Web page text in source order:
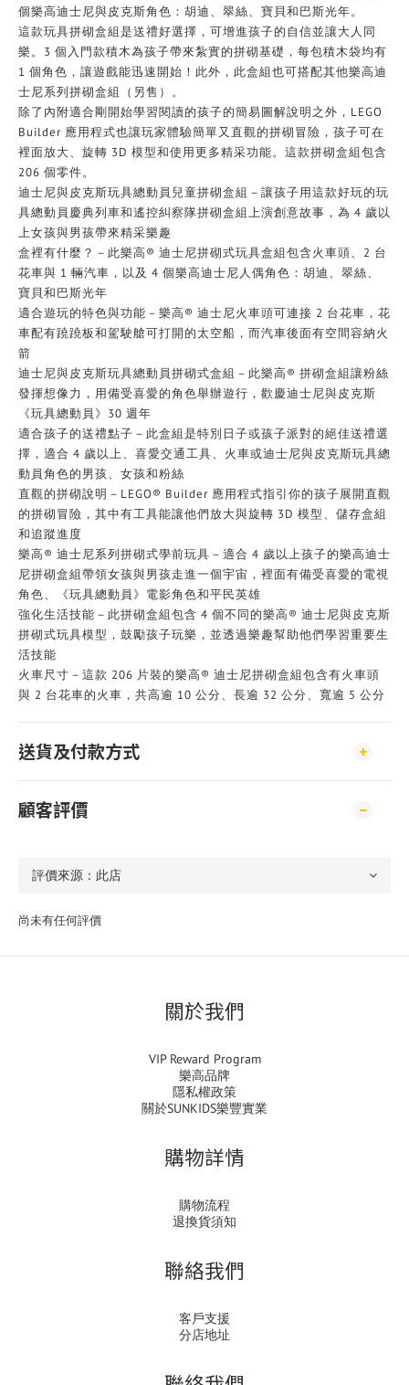
個樂高迪士尼與皮克斯角色：胡迪、翠絲、寶貝和巴斯光年。
這款玩具拼砌盒組是送禮好選擇，可增進孩子的自信並讓大人同
樂。3 個入門款積木為孩子帶來紮實的拼砌基礎，每包積木袋均有
1 個角色，讓遊戲能迅速開始！此外，此盒組也可搭配其他樂高迪
士尼系列拼砌盒組（另售）。
除了內附適合剛開始學習閱讀的孩子的簡易圖解說明之外，LEGO
Builder 應用程式也讓玩家體驗簡單又直觀的拼砌冒險，孩子可在
裡面放大、旋轉 3D 模型和使用更多精采功能。這款拼砌盒組包含
206 個零件。
迪士尼與皮克斯玩具總動員兒童拼砌盒組－讓孩子用這款好玩的玩
具總動員慶典列車和遙控糾察隊拼砌盒組上演創意故事，為 4 歲以
上女孩與男孩帶來精采樂趣
盒裡有什麼？－此樂高® 迪士尼拼砌式玩具盒組包含火車頭、2 台
花車與 1 輛汽車，以及 4 個樂高迪士尼人偶角色：胡迪、翠絲、
寶貝和巴斯光年
適合遊玩的特色與功能－樂高® 迪士尼火車頭可連接 2 台花車，花
車配有蹺蹺板和駕駛艙可打開的太空船，而汽車後面有空間容納火
箭
迪士尼與皮克斯玩具總動員拼砌式盒組－此樂高® 拼砌盒組讓粉絲
發揮想像力，用備受喜愛的角色舉辦遊行，歡慶迪士尼與皮克斯
《玩具總動員》30 週年
適合孩子的送禮點子－此盒組是特別日子或孩子派對的絕佳送禮選
擇，適合 4 歲以上、喜愛交通工具、火車或迪士尼與皮克斯玩具總
動員角色的男孩、女孩和粉絲
直觀的拼砌說明－LEGO® Builder 應用程式指引你的孩子展開直觀
的拼砌冒險，其中有工具能讓他們放大與旋轉 3D 模型、儲存盒組
和追蹤進度
樂高® 迪士尼系列拼砌式學前玩具－適合 4 歲以上孩子的樂高迪士
尼拼砌盒組帶領女孩與男孩走進一個宇宙，裡面有備受喜愛的電視
角色、《玩具總動員》電影角色和平民英雄
強化生活技能－此拼砌盒組包含 4 個不同的樂高® 迪士尼與皮克斯
拼砌式玩具模型，鼓勵孩子玩樂，並透過樂趣幫助他們學習重要生
活技能
火車尺寸－這款 206 片裝的樂高® 迪士尼拼砌盒組包含有火車頭
與 2 台花車的火車，共高逾 10 公分、長逾 32 公分、寬逾 5 公分
送貨及付款方式
顧客評價
尚未有任何評價
關於我們
VIP Reward Program
樂高品牌
隱私權政策
關於SUNKIDS樂豐實業
購物詳情
購物流程
退換貨須知
聯絡我們
客戶支援
分店地址